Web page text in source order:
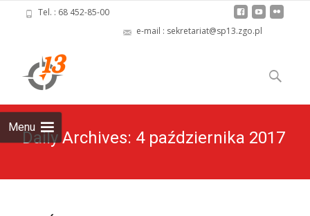
Tel. : 68 452-85-00
e-mail : sekretariat@sp13.zgo.pl
Menu
to
content
Szukaj:
Daily Archives: 4 października 2017